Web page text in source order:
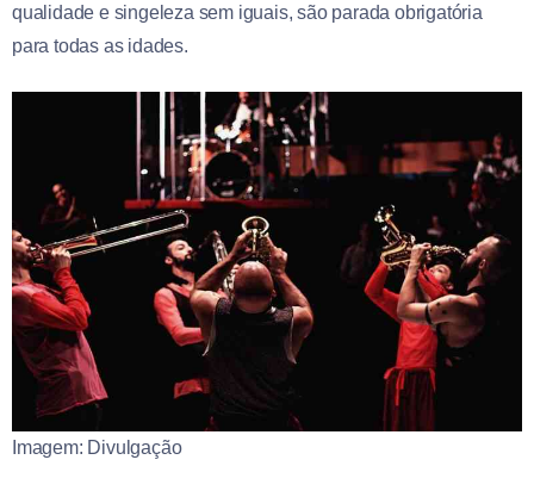
qualidade e singeleza sem iguais, são parada obrigatória
para todas as idades.
Imagem: Divulgação